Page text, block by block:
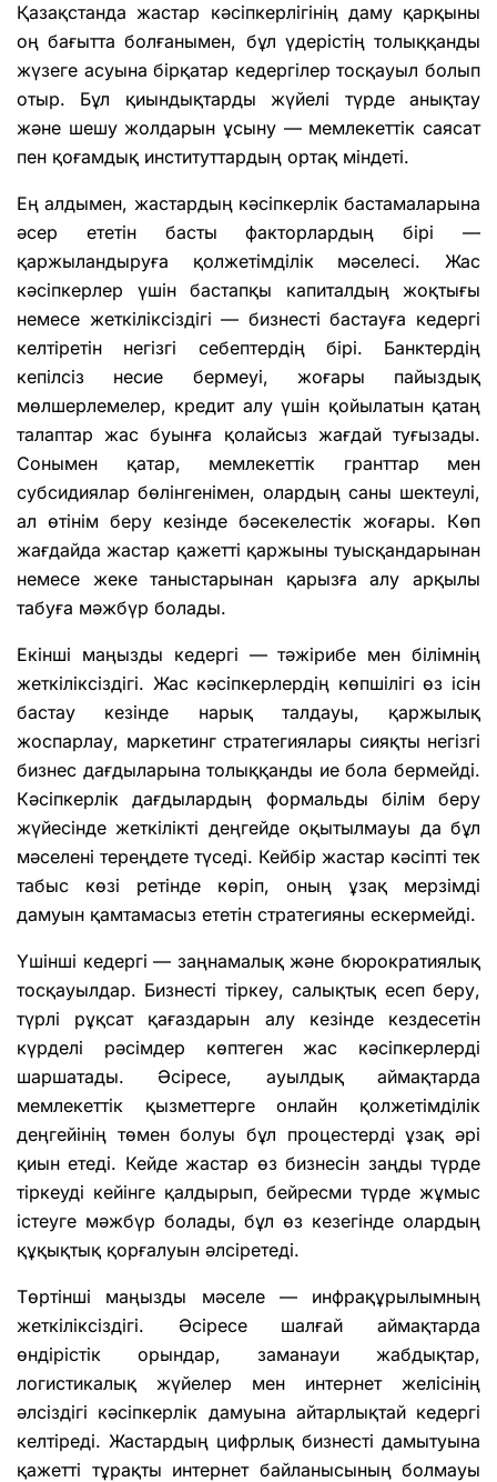
Қазақстанда жастар кәсіпкерлігінің даму қарқыны
оң бағытта болғанымен, бұл үдерістің толыққанды
жүзеге асуына бірқатар кедергілер тосқауыл болып
отыр. Бұл қиындықтарды жүйелі түрде анықтау
және шешу жолдарын ұсыну — мемлекеттік саясат
пен қоғамдық институттардың ортақ міндеті.
Ең алдымен, жастардың кәсіпкерлік бастамаларына
әсер ететін басты факторлардың бірі —
қаржыландыруға қолжетімділік мәселесі. Жас
кәсіпкерлер үшін бастапқы капиталдың жоқтығы
немесе жеткіліксіздігі — бизнесті бастауға кедергі
келтіретін негізгі себептердің бірі. Банктердің
кепілсіз несие бермеуі, жоғары пайыздық
мөлшерлемелер, кредит алу үшін қойылатын қатаң
талаптар жас буынға қолайсыз жағдай туғызады.
Сонымен қатар, мемлекеттік гранттар мен
субсидиялар бөлінгенімен, олардың саны шектеулі,
ал өтінім беру кезінде бәсекелестік жоғары. Көп
жағдайда жастар қажетті қаржыны туысқандарынан
немесе жеке таныстарынан қарызға алу арқылы
табуға мәжбүр болады.
Екінші маңызды кедергі — тәжірибе мен білімнің
жеткіліксіздігі. Жас кәсіпкерлердің көпшілігі өз ісін
бастау кезінде нарық талдауы, қаржылық
жоспарлау, маркетинг стратегиялары сияқты негізгі
бизнес дағдыларына толыққанды ие бола бермейді.
Кәсіпкерлік дағдылардың формальды білім беру
жүйесінде жеткілікті деңгейде оқытылмауы да бұл
мәселені тереңдете түседі. Кейбір жастар кәсіпті тек
табыс көзі ретінде көріп, оның ұзақ мерзімді
дамуын қамтамасыз ететін стратегияны ескермейді.
Үшінші кедергі — заңнамалық және бюрократиялық
тосқауылдар. Бизнесті тіркеу, салықтық есеп беру,
түрлі рұқсат қағаздарын алу кезінде кездесетін
күрделі рәсімдер көптеген жас кәсіпкерлерді
шаршатады. Әсіресе, ауылдық аймақтарда
мемлекеттік қызметтерге онлайн қолжетімділік
деңгейінің төмен болуы бұл процестерді ұзақ әрі
қиын етеді. Кейде жастар өз бизнесін заңды түрде
тіркеуді кейінге қалдырып, бейресми түрде жұмыс
істеуге мәжбүр болады, бұл өз кезегінде олардың
құқықтық қорғалуын әлсіретеді.
Төртінші маңызды мәселе — инфрақұрылымның
жеткіліксіздігі. Әсіресе шалғай аймақтарда
өндірістік орындар, заманауи жабдықтар,
логистикалық жүйелер мен интернет желісінің
әлсіздігі кәсіпкерлік дамуына айтарлықтай кедергі
келтіреді. Жастардың цифрлық бизнесті дамытуына
қажетті тұрақты интернет байланысының болмауы